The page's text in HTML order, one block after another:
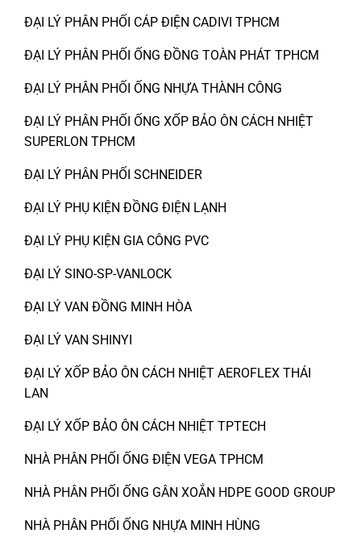
ĐẠI LÝ PHÂN PHỐI CÁP ĐIỆN CADIVI TPHCM
ĐẠI LÝ PHÂN PHỐI ỐNG ĐỒNG TOÀN PHÁT TPHCM
ĐẠI LÝ PHÂN PHỐI ỐNG NHỰA THÀNH CÔNG
ĐẠI LÝ PHÂN PHỐI ỐNG XỐP BẢO ÔN CÁCH NHIỆT
SUPERLON TPHCM
ĐẠI LÝ PHÂN PHỐI SCHNEIDER
ĐẠI LÝ PHỤ KIỆN ĐỒNG ĐIỆN LẠNH
ĐẠI LÝ PHỤ KIỆN GIA CÔNG PVC
ĐẠI LÝ SINO-SP-VANLOCK
ĐẠI LÝ VAN ĐỒNG MINH HÒA
ĐẠI LÝ VAN SHINYI
ĐẠI LÝ XỐP BẢO ÔN CÁCH NHIỆT AEROFLEX THÁI
LAN
ĐẠI LÝ XỐP BẢO ÔN CÁCH NHIỆT TPTECH
NHÀ PHÂN PHỐI ỐNG ĐIỆN VEGA TPHCM
NHÀ PHÂN PHỐI ỐNG GÂN XOẮN HDPE GOOD GROUP
NHÀ PHÂN PHỐI ỐNG NHỰA MINH HÙNG